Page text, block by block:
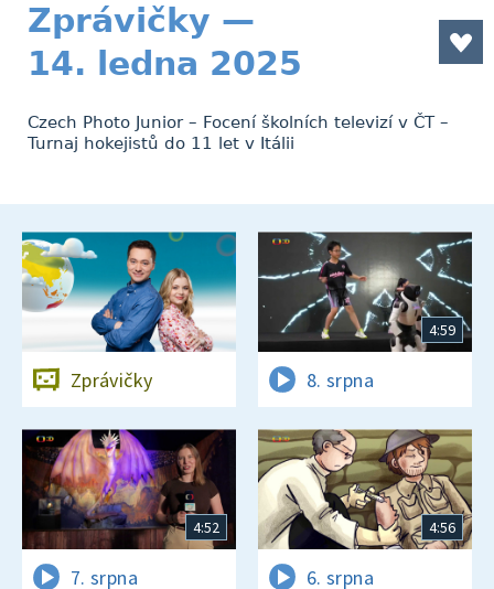
Zprávičky —
14. ledna 2025
Czech Photo Junior – Focení školních televizí v ČT –
Turnaj hokejistů do 11 let v Itálii
Zprávičky
4:59
8. srpna
4:52
7. srpna
4:56
6. srpna